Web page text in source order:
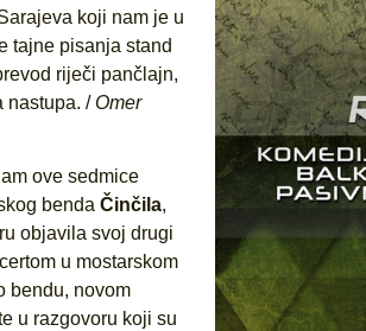
koji nam je u
tajne pisanja stand
riječi pančlajn,
nastupa. /Omer
ove sedmice
benda Činčila,
objavila svoj drugi
u mostarskom
bendu, novom
u razgovoru koji su